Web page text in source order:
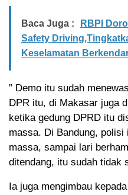
Baca Juga :
RBPI
Safety
Keselamatan
” Demo itu sudah
DPR itu, di Makasar juga
ketika gedung DPRD itu
massa. Di Bandung,
massa, sampai lari
ditendang, itu sudah tidak
Ia juga mengimbau